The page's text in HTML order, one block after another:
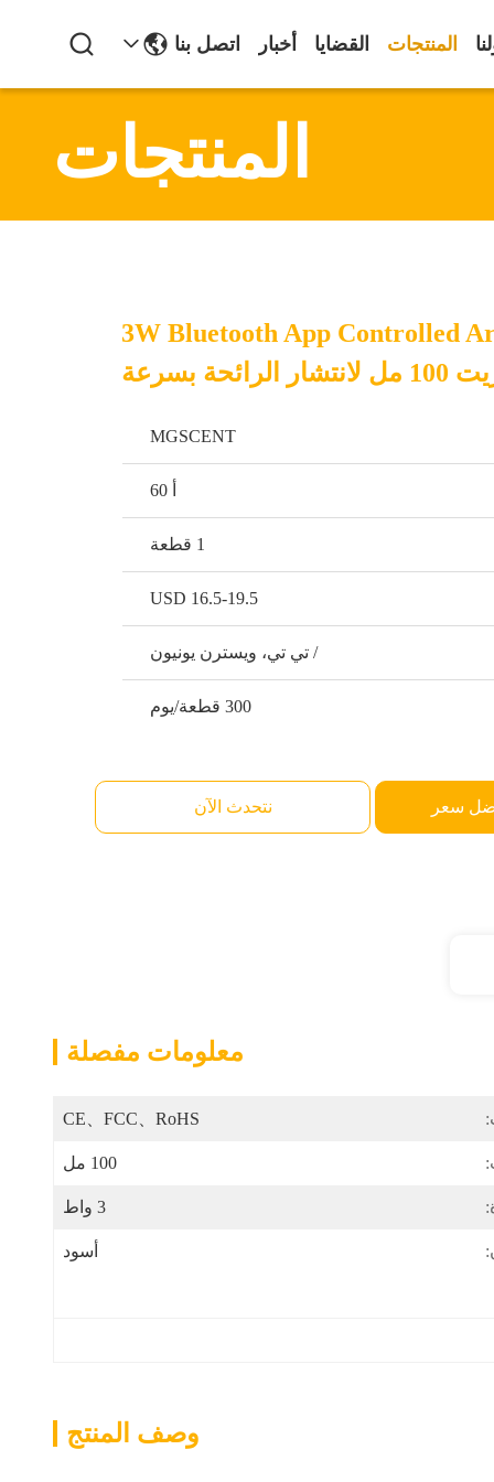
المنتجات القضايا أخبار اتصل بنا
المنتجات
3W Bluetooth App Controlled
بسرعة
MGSCENT
1 قطعة
USD 16.5-19.5
/ تي تي، ويسترن يونيون
300 قطعة/يوم
سعر نتحدث الآن
معلومات مفصلة
CE、FCC、RoHS
100 مل
3 واط
أسود
وصف المنتج